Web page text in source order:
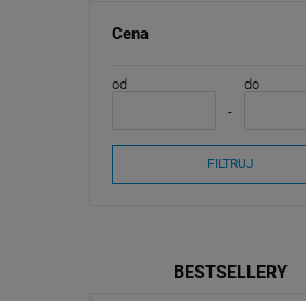
Cena
od do
FILTRUJ
BESTSELLERY